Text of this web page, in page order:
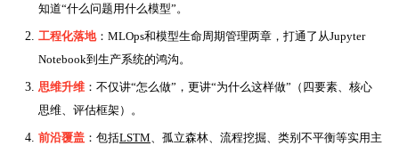
知道“什么问题用什么模型”。
工程化落地：MLOps和模型生命周期管理两章，打通了从Jupyter
Notebook到生产系统的鸿沟。
思维升维 ：不仅讲“怎么做”，更讲“为什么这样做”（四要素、核心
思维、评估框架）。
前沿覆盖 ：包括LSTM、孤立森林、流程挖掘、类别不平衡等实用主